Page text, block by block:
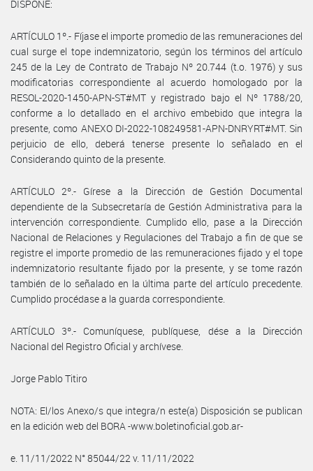
DISPONE:
ARTÍCULO 1º.- Fíjase el importe promedio de las remuneraciones del
cual surge el tope indemnizatorio, según los términos del artículo
245 de la Ley de Contrato de Trabajo Nº 20.744 (t.o. 1976) y sus
modificatorias correspondiente al acuerdo homologado por la
RESOL-2020-1450-APN-ST#MT y registrado bajo el Nº 1788/20,
conforme a lo detallado en el archivo embebido que integra la
presente, como ANEXO DI-2022-108249581-APN-DNRYRT#MT. Sin
perjuicio de ello, deberá tenerse presente lo señalado en el
Considerando quinto de la presente.
ARTÍCULO 2º.- Gírese a la Dirección de Gestión Documental
dependiente de la Subsecretaría de Gestión Administrativa para la
intervención correspondiente. Cumplido ello, pase a la Dirección
Nacional de Relaciones y Regulaciones del Trabajo a fin de que se
registre el importe promedio de las remuneraciones fijado y el tope
indemnizatorio resultante fijado por la presente, y se tome razón
también de lo señalado en la última parte del artículo precedente.
Cumplido procédase a la guarda correspondiente.
ARTÍCULO 3º.- Comuníquese, publíquese, dése a la Dirección
Nacional del Registro Oficial y archívese.
Jorge Pablo Titiro
NOTA: El/los Anexo/s que integra/n este(a) Disposición se publican
en la edición web del BORA -www.boletinoficial.gob.ar-
e. 11/11/2022 N° 85044/22 v. 11/11/2022